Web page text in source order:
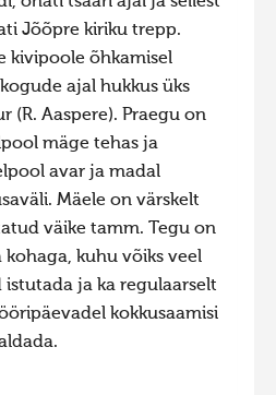
Jõõpre kiriku trepp.
kivipoole õhkamisel
ajal hukkus üks
(R. Aaspere). Praegu on
mäge tehas ja
avar ja madal
Mäele on värskelt
väike tamm. Tegu on
kohaga, kuhu võiks veel
istutada ja ka regulaarselt
kokkusaamisi